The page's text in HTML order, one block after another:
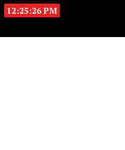
12:25:27 PM